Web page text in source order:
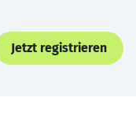
Jetzt registrieren